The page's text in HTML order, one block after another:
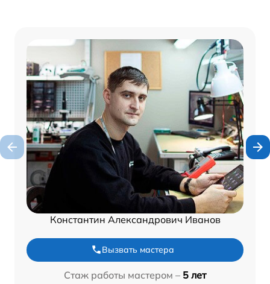
Константин Александрович Иванов
Вызвать мастера
Стаж работы мастером – 5 лет